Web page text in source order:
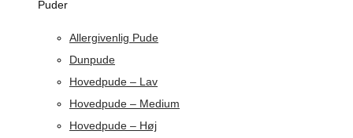
Puder
Allergivenlig Pude
Dunpude
Hovedpude – Lav
Hovedpude – Medium
Hovedpude – Høj